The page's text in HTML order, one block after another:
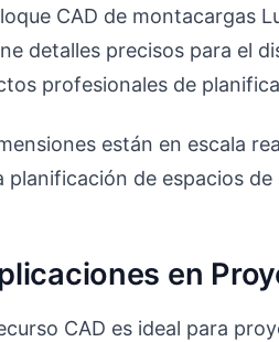
CAD de montacargas
detalles precisos para el
profesionales de
están en escala
planificación de espacios
en
CAD es ideal para